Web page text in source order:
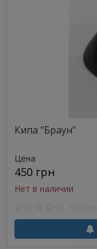
Кипа "Браун"
Цена
450 грн
Нет в наличии